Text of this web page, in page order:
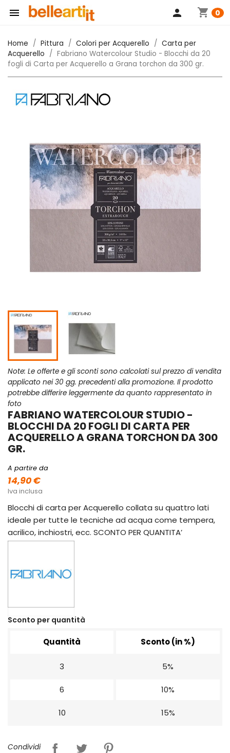
 shopping_cart 0
person
Home Pittura Colori per Acquerello
Carta per
Acquerello
Fabriano Watercolour Studio - Blocchi da 20
fogli di Carta per Acquerello a Grana torchon da 300 gr.
Note: Le offerte e gli sconti sono calcolati sul prezzo di vendita
applicato nei 30 gg. precedenti alla promozione. Il prodotto
potrebbe differire leggermente da quanto rappresentato in
foto
FABRIANO WATERCOLOUR STUDIO -
BLOCCHI DA 20 FOGLI DI CARTA PER
ACQUERELLO A GRANA TORCHON DA 300
GR.
A partire da
14,90 €
Iva inclusa
Blocchi di carta per Acquerello collata su quattro lati
ideale per tutte le tecniche ad acqua come tempera,
acrilico, inchiostri, ecc. SCONTO PER QUANTITA’
Sconto per quantità
Quantità Sconto (in %)
3 5%
6 10%
10 15%
Condividi